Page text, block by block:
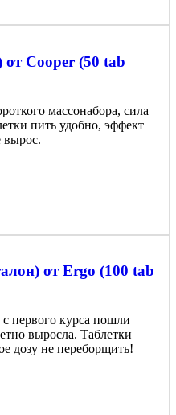
Cooper (50 tab
массонабора, сила
пить удобно, эффект
вырос.
от Ergo (100 tab
первого курса пошли
выросла. Таблетки
дозу не переборщить!